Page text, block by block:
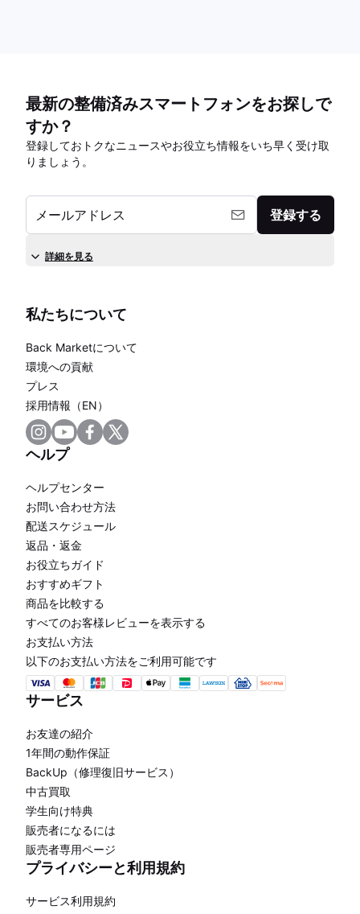
最新の整備済みスマートフォンをお探しで
すか？
登録しておトクなニュースやお役立ち情報をいち早く受け取
りましょう。
メールアドレス 登録する
詳細を見る
私たちについて
Back Marketについて
環境への貢献
プレス
採用情報（EN）
ヘルプ
ヘルプセンター
お問い合わせ方法
配送スケジュール
返品・返金
お役立ちガイド
おすすめギフト
商品を比較する
すべてのお客様レビューを表示する
お支払い方法
以下のお支払い方法をご利用可能です
サービス
お友達の紹介
1年間の動作保証
BackUp（修理復旧サービス）
中古買取
学生向け特典
販売者になるには
販売者専用ページ
プライバシーと利用規約
サービス利用規約